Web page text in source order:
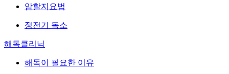
암할지요법
정전기 독소
해독클리닉
해독이 필요한 이유